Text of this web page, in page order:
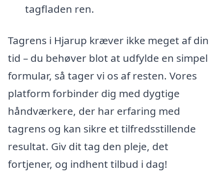
tagfladen ren.
Tagrens i Hjarup kræver ikke meget af din
tid – du behøver blot at udfylde en simpel
formular, så tager vi os af resten. Vores
platform forbinder dig med dygtige
håndværkere, der har erfaring med
tagrens og kan sikre et tilfredsstillende
resultat. Giv dit tag den pleje, det
fortjener, og indhent tilbud i dag!